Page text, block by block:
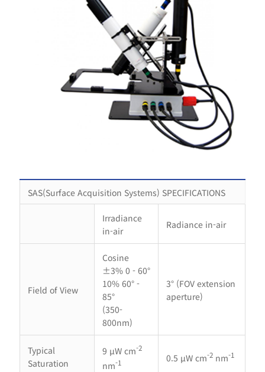
SAS(Surface Acquisition Systems) SPECIFICATIONS
Irradiance
in-air
Radiance in-air
Field of View
Cosine
±3% 0 - 60°
10% 60° -
85°
(350-
800nm)
3° (FOV extension
aperture)
Typical
Saturation
9 µW cm-2
nm-1 0.5 µW cm-2 nm-1